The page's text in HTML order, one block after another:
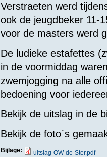
Verstraeten werd
ookde jeugdbeker11-
voorde masters werd
De ludieke estafettes
in de voormiddag
zwemjogging na alle
bedoening voor
Bekijk de uitslag in de
Bekijk de foto`s
Bijlage: uitslag-OW-de-Ster.pdf